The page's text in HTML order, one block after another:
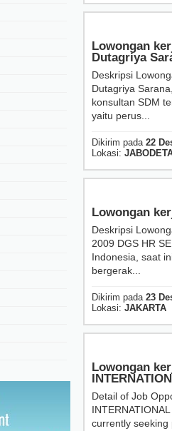
Lowongan
Dutagriya
Deskripsi
Dutagriya
konsultan SDM
yaitu perus...
Dikirim pada 22
Lokasi:
Lowongan
Deskripsi
2009 DGS HR
Indonesia, saat
bergerak...
Dikirim pada 23
Lokasi: JAKARTA
Lowongan
Detail of Job
currently seeking